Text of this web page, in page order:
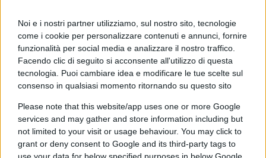
Noi e i nostri partner utilizziamo, sul nostro sito, tecnologie
come i cookie per personalizzare contenuti e annunci, fornire
funzionalità per social media e analizzare il nostro traffico.
Facendo clic di seguito si acconsente all'utilizzo di questa
tecnologia. Puoi cambiare idea e modificare le tue scelte sul
consenso in qualsiasi momento ritornando su questo sito
Please note that this website/app uses one or more Google
services and may gather and store information including but
not limited to your visit or usage behaviour. You may click to
grant or deny consent to Google and its third-party tags to
use your data for below specified purposes in below Google
colpevoli di avere ricreato il sistema
monopolistico che gli Studios avevano imposto
fino a fine anni ’40. Ma d’altra parte, dal loro
punto di vista, essendo deregolamentate, non
stanno facendo nulla di illegale.
Scrittori contro l’Intelligenza
Artificiale